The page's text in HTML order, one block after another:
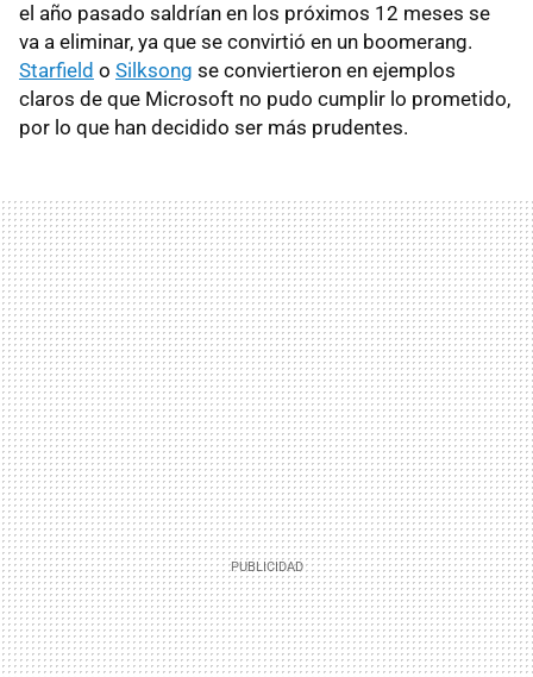
el año pasado saldrían en los próximos 12 meses se
va a eliminar, ya que se convirtió en un boomerang.
Starfield o Silksong se conviertieron en ejemplos
claros de que Microsoft no pudo cumplir lo prometido,
por lo que han decidido ser más prudentes.